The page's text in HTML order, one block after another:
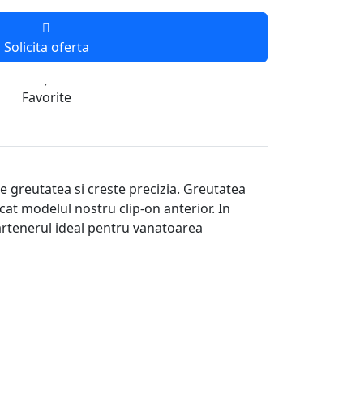
Solicita oferta
Favorite
greutatea si creste precizia. Greutatea
modelul nostru clip-on anterior. In
ideal pentru vanatoarea